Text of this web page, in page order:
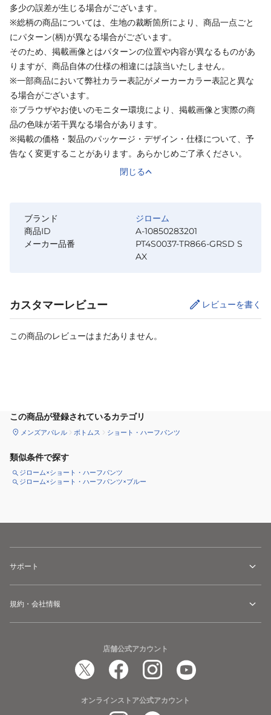
多少の誤差が生じる場合がございます。
※総柄の商品については、生地の裁断箇所により、商品一点ごと
にパターン(柄)が異なる場合がございます。
そのため、掲載画像とはパターンの位置や内容が異なるものがあ
りますが、商品自体の仕様の相違には該当いたしません。
※一部商品において弊社カラー表記がメーカーカラー表記と異な
る場合がございます。
※ブラウザやお使いのモニター環境により、掲載画像と実際の商
品の色味が若干異なる場合があります。
※掲載の価格・製品のパッケージ・デザイン・仕様について、予
告なく変更することがあります。あらかじめご了承ください。
閉じる
ブランド
ジローム
商品ID
A-10850283201
メーカー品番
PT4S0037-TR866-GRSD S
AX
カスタマーレビュー レビューを書く
この商品のレビューはまだありません。
この商品が登録されているカテゴリ
メンズアパレル ボトムス ショート・ハーフパンツ
類似条件で探す
ジローム×ショート・ハーフパンツ
ジローム×ショート・ハーフパンツ×ブルー
サポート
規約・会社情報
店舗公式アカウント
オンラインストア公式アカウント